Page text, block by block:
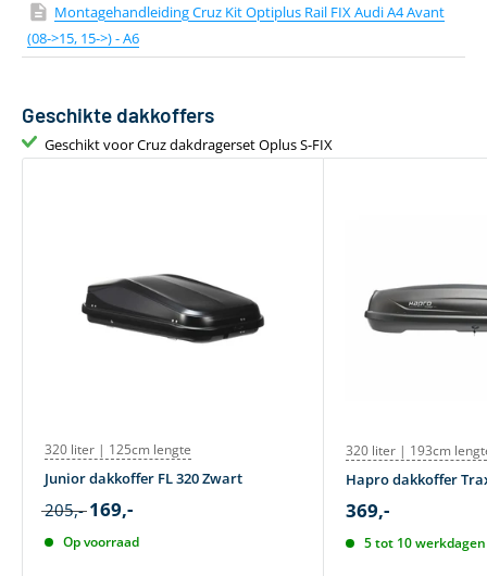
Kleur
Zwart
Materiaal
Staal
Gewicht
Montagehandleiding Cruz Kit Optiplus Rail FIX Audi A4 Avant
(08->15, 15->) - A6
Geschikte dakkoffers
Geschikt voor Cruz dakdragerset Oplus S-FIX
320 liter | 125cm lengte
Junior dakkoffer FL 320 Zwart
205,- 169,-
Op voorraad
320 liter | 193cm
Hapro dakkoffer
369,-
5 tot 10